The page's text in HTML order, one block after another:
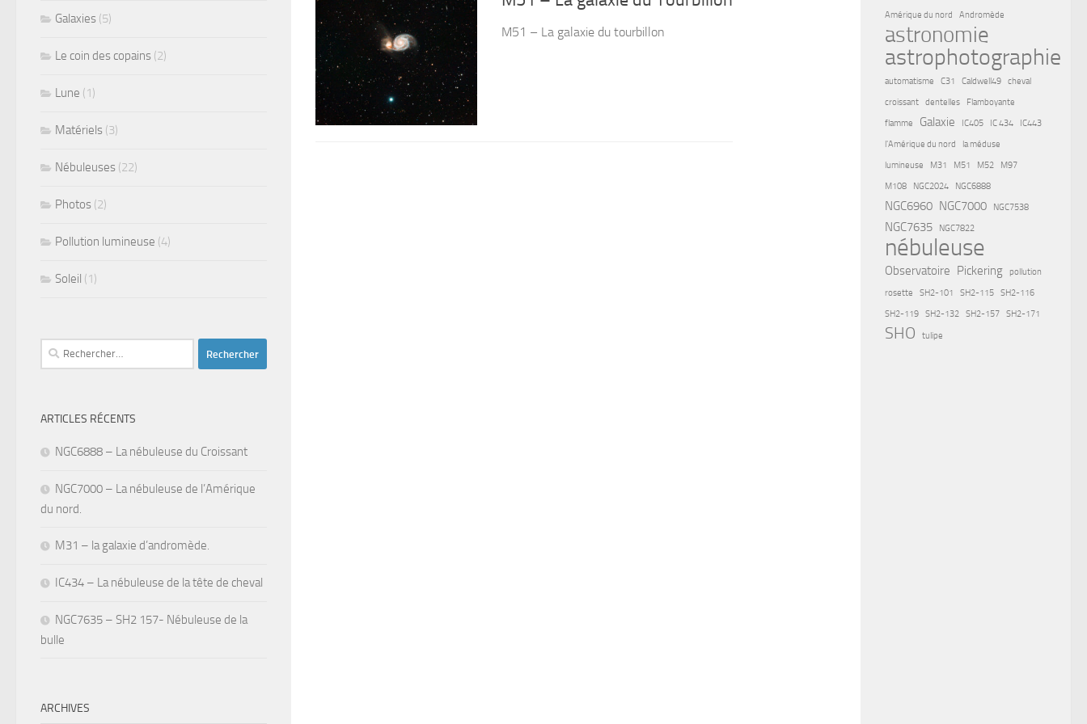
M51 – La galaxie du tourbillon
Galaxies (5)
Le coin des copains (2)
Lune (1)
Matériels (3)
Nébuleuses (22)
Photos (2)
Pollution lumineuse (4)
Soleil (1)
Rechercher :
ARTICLES RÉCENTS
NGC6888 – La nébuleuse du Croissant
NGC7000 – La nébuleuse de l’Amérique
du nord.
M31 – la galaxie d’andromède.
IC434 – La nébuleuse de la tête de cheval
NGC7635 – SH2 157- Nébuleuse de la
bulle
ARCHIVES
Amérique du nord Andromède
astronomie
astrophotographie
automatisme C31 Caldwell49
cheval
croissant
dentelles
Flamboyante
flamme
Galaxie IC405 IC 434
IC443
l'Amérique du nord
la méduse
lumineuse
M31 M51 M52
M97
M108
NGC2024 NGC6888
NGC6960 NGC7000 NGC7538
NGC7635 NGC7822
nébuleuse
Observatoire Pickering
pollution
rosette
SH2-101 SH2-115
SH2-116
SH2-119
SH2-132 SH2-157 SH2-171
SHO tulipe